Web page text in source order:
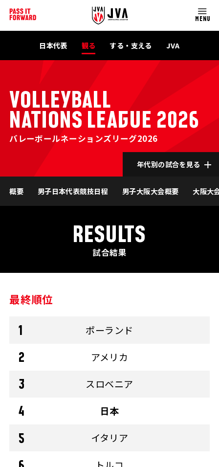
MENU
日本代表 観る する・支える JVA
VOLLEYBALL
NATIONS LEAGUE 2026
バレーボールネーションズリーグ2026
年代別の試合を見る
概要 男子日本代表競技日程 男子大阪大会概要 大阪大
RESULTS
試合結果
最終順位
ポーランド
アメリカ
スロベニア
日本
イタリア